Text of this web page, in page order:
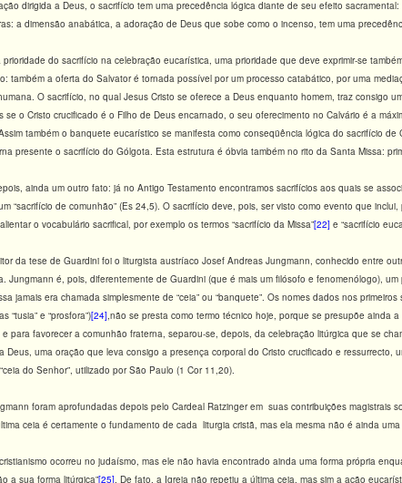
dirigida a Deus, o sacrifício tem uma precedência lógica diante de seu efeito
a dimensão anabática, a adoração de Deus que sobe como o incenso, tem uma
do sacrifício na celebração eucarística, uma prioridade que deve exprimir-se
também a oferta do Salvator é tornada possível por um processo catabático, por uma
O sacrifício, no qual Jesus Cristo se oferece a Deus enquanto homem, traz consigo
se o Cristo crucificado é o Filho de Deus encarnado, o seu oferecimento no Calvário é a
também o banquete eucarístico se manifesta como conseqüência lógica do sacrifício
presente o sacrifício do Gólgota. Esta estrutura é óbvia também no rito da Santa Missa:
ainda um outro fato: já no Antigo Testamento encontramos sacrifícios aos quais se
“sacrifício de comunhão” (Es 24,5). O sacrifício deve, pois, ser visto como evento que
o vocabulário sacrifical, por exemplo os termos “sacrifício da Missa”[22] e “sacrifício
da tese de Guardini foi o liturgista austríaco Josef Andreas Jungmann, conhecido entre
Jungmann é, pois, diferentemente de Guardini (que é mais um filósofo e fenomenólogo),
jamais era chamada simplesmente de “ceia” ou “banquete”. Os nomes dados nos
“tusia” e “prosfora”)[24],não se presta como termo técnico hoje, porque se presupõe ainda
para favorecer a comunhão fraterna, separou-se, depois, da celebração litúrgica que se
Deus, uma oração que leva consigo a presença corporal do Cristo crucificado e ressurrecto,
do Senhor”, utilizado por São Paulo (1 Cor 11,20).
foram aprofundadas depois pelo Cardeal Ratzinger em suas contribuições magistrais
ceia é certamente o fundamento de cada liturgia cristã, mas ela mesma não é ainda uma
ocorreu no judaísmo, mas ele não havia encontrado ainda uma forma própria
a sua forma litúrgica”[25]. De fato, a Igreja não repetiu a última ceia, mas sim a ação